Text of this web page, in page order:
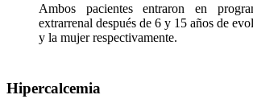
Ambos pacientes entraron en
extrarrenal después de 6 y 15 años de
y la mujer respectivamente.
Hipercalcemia